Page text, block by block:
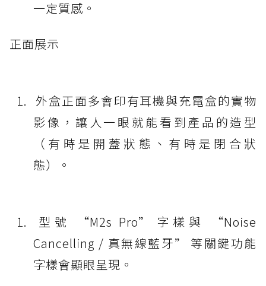
一定質感。
正面展示
外盒正面多會印有耳機與充電盒的實物
影像，讓人一眼就能看到產品的造型
（有時是開蓋狀態、有時是閉合狀
態）。
型號 “M2s Pro” 字樣與 “Noise
Cancelling / 真無線藍牙” 等關鍵功能
字樣會顯眼呈現。